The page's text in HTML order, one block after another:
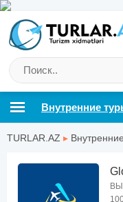
Внутренние
TURLAR.AZ ▸